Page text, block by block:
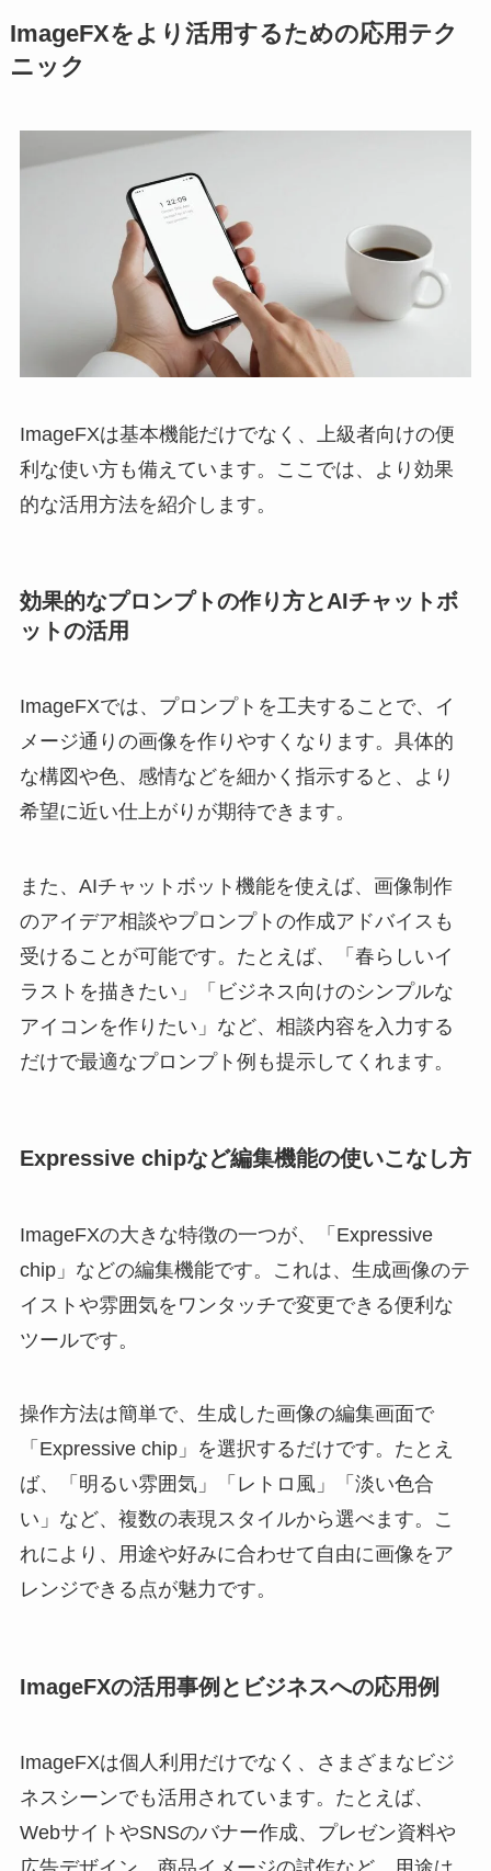
ImageFXをより活用するための応用テク
ニック
ImageFXは基本機能だけでなく、上級者向けの便
利な使い方も備えています。ここでは、より効果
的な活用方法を紹介します。
効果的なプロンプトの作り方とAIチャットボ
ットの活用
ImageFXでは、プロンプトを工夫することで、イ
メージ通りの画像を作りやすくなります。具体的
な構図や色、感情などを細かく指示すると、より
希望に近い仕上がりが期待できます。
また、AIチャットボット機能を使えば、画像制作
のアイデア相談やプロンプトの作成アドバイスも
受けることが可能です。たとえば、「春らしいイ
ラストを描きたい」「ビジネス向けのシンプルな
アイコンを作りたい」など、相談内容を入力する
だけで最適なプロンプト例も提示してくれます。
Expressive chipなど編集機能の使いこなし方
ImageFXの大きな特徴の一つが、「Expressive
chip」などの編集機能です。これは、生成画像のテ
イストや雰囲気をワンタッチで変更できる便利な
ツールです。
操作方法は簡単で、生成した画像の編集画面で
「Expressive chip」を選択するだけです。たとえ
ば、「明るい雰囲気」「レトロ風」「淡い色合
い」など、複数の表現スタイルから選べます。こ
れにより、用途や好みに合わせて自由に画像をア
レンジできる点が魅力です。
ImageFXの活用事例とビジネスへの応用例
ImageFXは個人利用だけでなく、さまざまなビジ
ネスシーンでも活用されています。たとえば、
WebサイトやSNSのバナー作成、プレゼン資料や